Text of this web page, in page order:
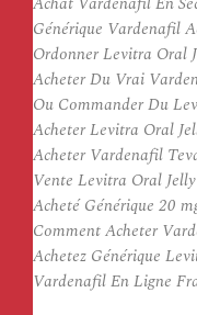
Générique Vardenafil
Ordonner Levitra Oral
Acheter Du Vrai
Ou Commander Du
Acheter Levitra Oral
Acheter Vardenafil
Vente Levitra Oral
Acheté Générique 20
Comment Acheter
Achetez Générique
Vardenafil En Ligne